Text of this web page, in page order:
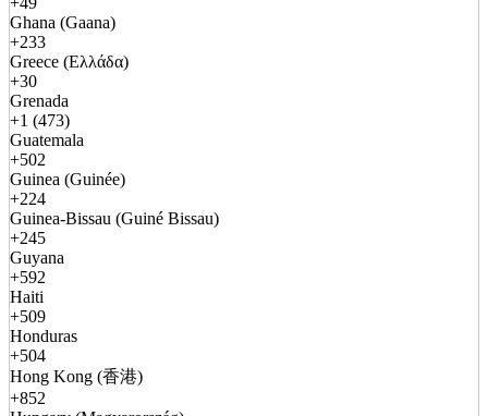
Ghana (Gaana)
+233
Greece (Ελλάδα)
+30
Grenada
+1 (473)
Guatemala
+502
Guinea (Guinée)
+224
Guinea-Bissau (Guiné Bissau)
+245
Guyana
+592
Haiti
+509
Honduras
+504
Hong Kong (香港)
+852